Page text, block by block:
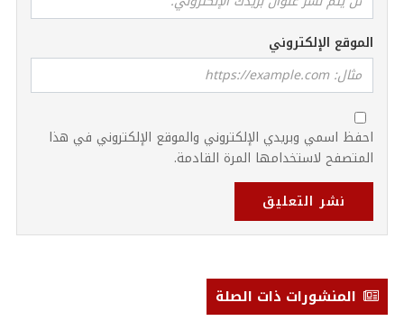
الموقع الإلكتروني
احفظ اسمي وبريدي الإلكتروني والموقع الإلكتروني في هذا
المتصفح لاستخدامها المرة القادمة.
نشر التعليق
المنشورات ذات الصلة